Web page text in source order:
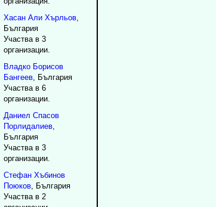
Хасан Али Хърльов,
България
Участва в 3
организации.
Владко Борисов
Бангеев, България
Участва в 6
организации.
Даниел Спасов
Порлидалиев,
България
Участва в 3
организации.
Стефан Хъбинов
Поюков, България
Участва в 2